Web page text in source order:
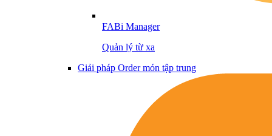
FABi Manager
Quản lý từ xa
Giải pháp Order món tập trung